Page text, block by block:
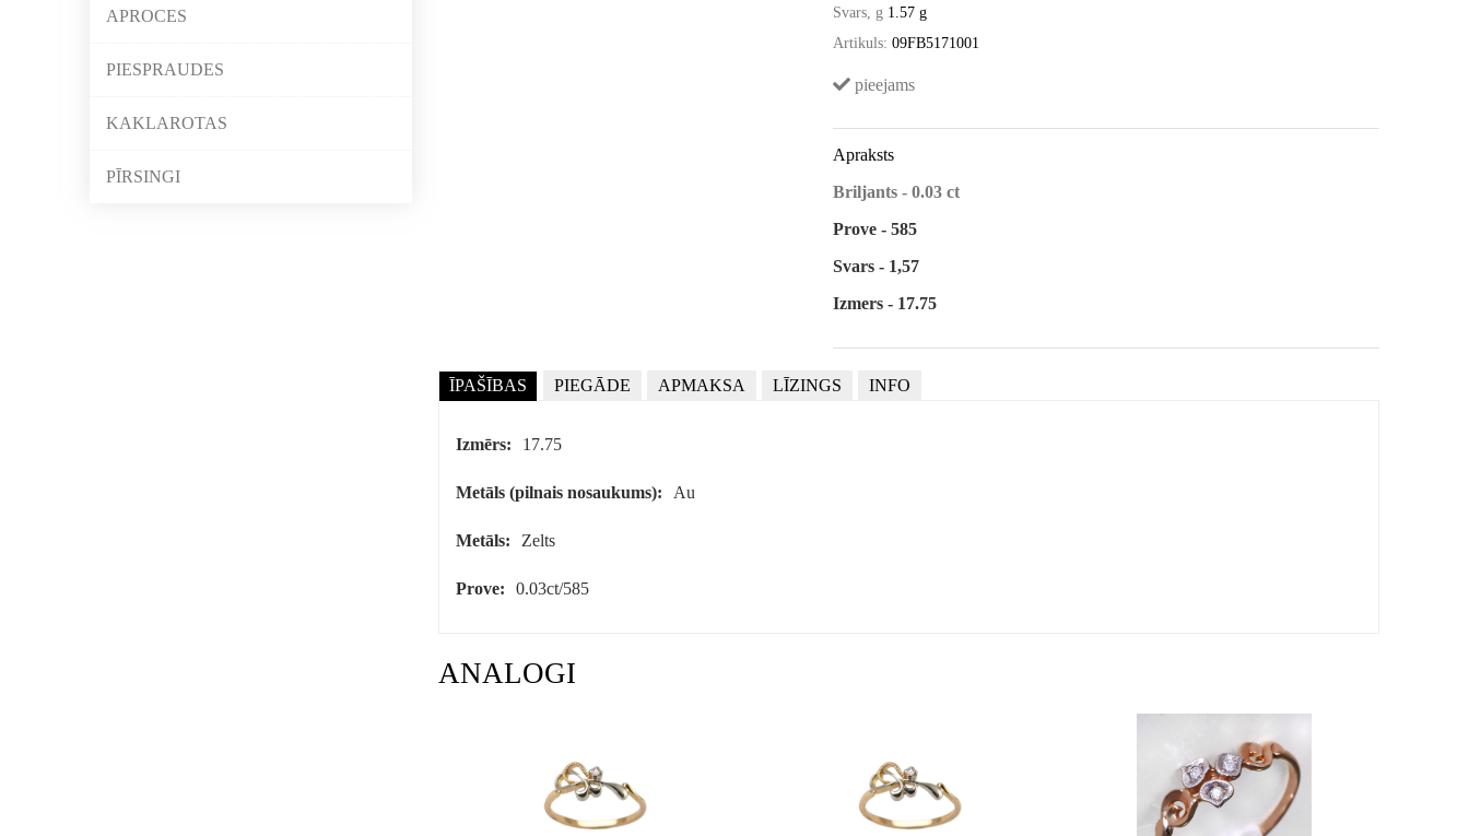
APROCES
PIESPRAUDES
KAKLAROTAS
PĪRSINGI
Svars, g 1.57 g
Artikuls: 09FB5171001
pieejams
Apraksts
Briljants - 0.03 ct
Prove - 585
Svars - 1,57
Izmers - 17.75
ĪPAŠĪBAS PIEGĀDE APMAKSA LĪZINGS INFO
Izmērs: 17.75
Metāls (pilnais nosaukums): Au
Metāls: Zelts
Prove: 0.03ct/585
ANALOGI